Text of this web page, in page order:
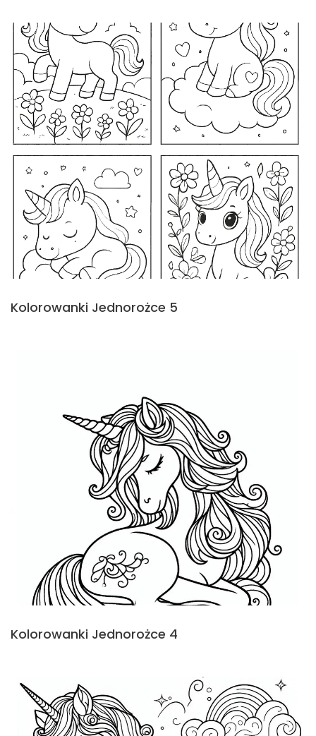
Kolorowanki Jednorożce 5
Kolorowanki Jednorożce 4